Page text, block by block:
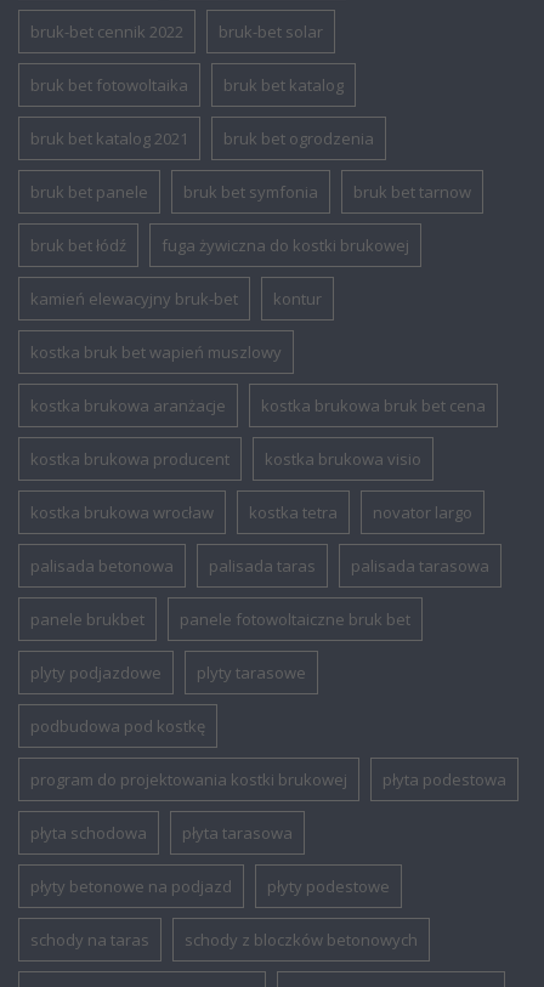
bruk-bet cennik 2022 bruk-bet solar
bruk bet fotowoltaika bruk bet katalog
bruk bet katalog 2021 bruk bet ogrodzenia
bruk bet panele bruk bet symfonia bruk bet tarnow
bruk bet łódź fuga żywiczna do kostki brukowej
kamień elewacyjny bruk-bet kontur
kostka bruk bet wapień muszlowy
kostka brukowa aranżacje kostka brukowa bruk bet cena
kostka brukowa producent kostka brukowa visio
kostka brukowa wrocław kostka tetra novator largo
palisada betonowa palisada taras palisada tarasowa
panele brukbet panele fotowoltaiczne bruk bet
plyty podjazdowe plyty tarasowe
podbudowa pod kostkę
program do projektowania kostki brukowej płyta podestowa
płyta schodowa płyta tarasowa
płyty betonowe na podjazd płyty podestowe
schody na taras schody z bloczków betonowych